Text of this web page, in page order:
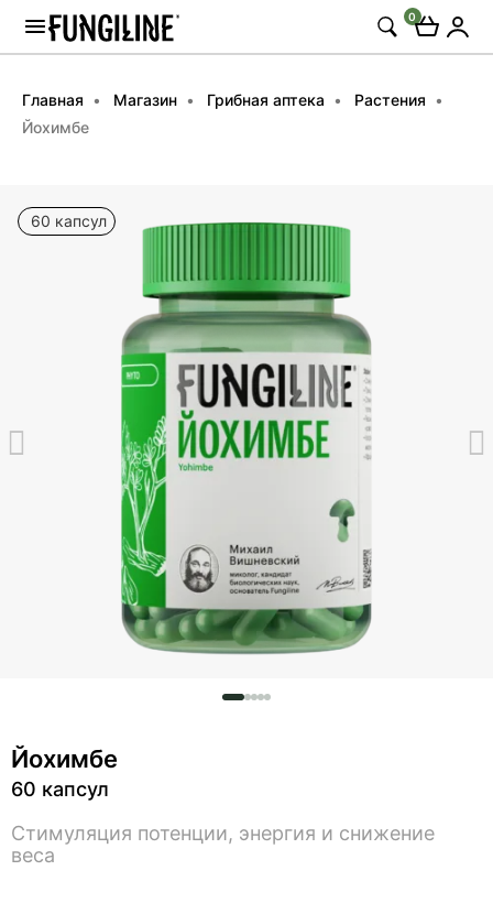
0
Главная Магазин Грибная аптека
Растения
Йохимбе
60 капсул
Йохимбе
60 капсул
Стимуляция потенции, энергия и снижение
веса